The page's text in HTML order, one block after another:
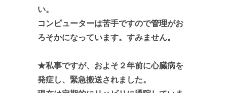
い。
コンピューターは苦手ですので管理がお
ろそかになっています。すみません。
★私事ですが、およそ２年前に心臓病を
発症し、緊急搬送されました。